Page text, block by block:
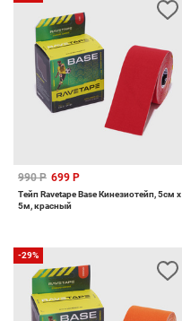
990 Р 699 Р
Тейп Ravetape Base Кинезиотейп, 5см x
5м, красный
-29%